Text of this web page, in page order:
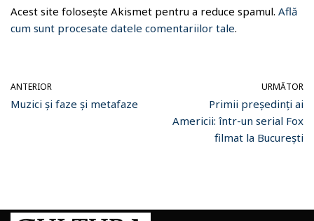
Acest site folosește Akismet pentru a reduce spamul. Află
cum sunt procesate datele comentariilor tale.
ANTERIOR
Muzici și faze și metafaze
URMĂTOR
Primii președinți ai
Americii: într-un serial Fox
filmat la București